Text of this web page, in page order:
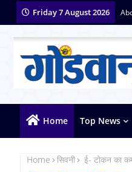
Friday 7 August 2026
Home Top News
Home सिवनी ई- टोकन का